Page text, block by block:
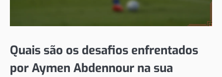
Quais são os desafios enfrentados
por Aymen Abdennour na sua